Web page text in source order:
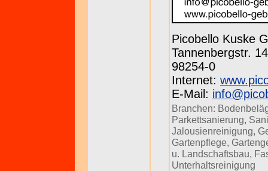
Picobello Kuske
Tannenbergstr.
98254-0
Internet:
E-Mail:
Branchen:
Parkettsanierung,
Jalousienreinigung,
Gartenpflege,
u. Landschaftsbau,
Unterhaltsreinigung